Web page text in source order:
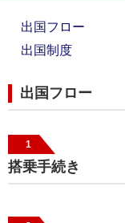
出国フロー
出国制度
出国フロー
1
搭乗手続き